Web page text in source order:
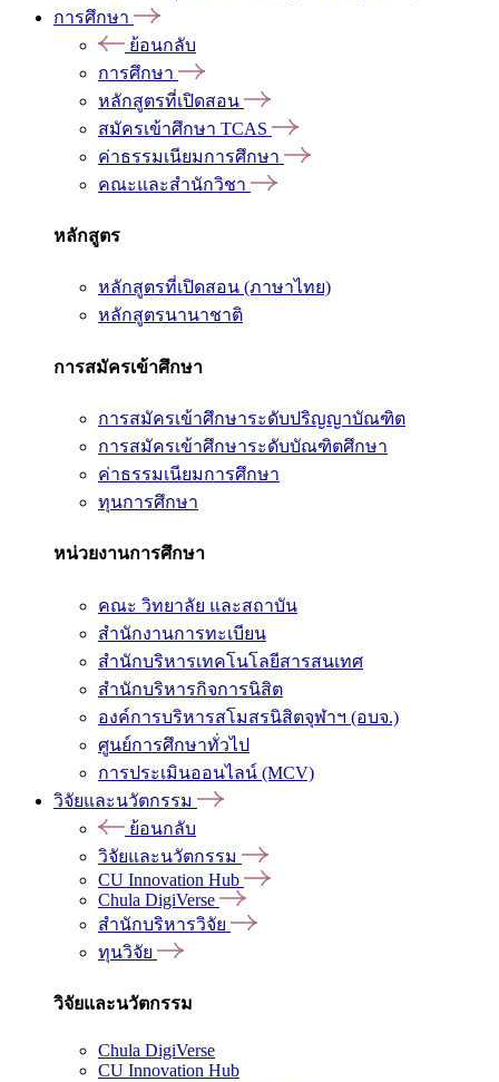
การศึกษา
ย้อนกลับ
การศึกษา
หลักสูตรที่เปิดสอน
สมัครเข้าศึกษา TCAS
ค่าธรรมเนียมการศึกษา
คณะและสำนักวิชา
หลักสูตร
หลักสูตรที่เปิดสอน (ภาษาไทย)
หลักสูตรนานาชาติ
การสมัครเข้าศึกษา
การสมัครเข้าศึกษาระดับปริญญาบัณฑิต
การสมัครเข้าศึกษาระดับบัณฑิตศึกษา
ค่าธรรมเนียมการศึกษา
ทุนการศึกษา
หน่วยงานการศึกษา
คณะ วิทยาลัย และสถาบัน
สำนักงานการทะเบียน
สำนักบริหารเทคโนโลยีสารสนเทศ
สำนักบริหารกิจการนิสิต
องค์การบริหารสโมสรนิสิตจุฬาฯ (อบจ.)
ศูนย์การศึกษาทั่วไป
การประเมินออนไลน์ (MCV)
วิจัยและนวัตกรรม
ย้อนกลับ
วิจัยและนวัตกรรม
CU Innovation Hub
Chula DigiVerse
สำนักบริหารวิจัย
ทุนวิจัย
วิจัยและนวัตกรรม
Chula DigiVerse
CU Innovation Hub